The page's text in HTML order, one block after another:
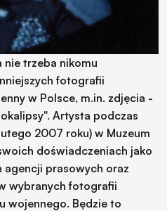
nie trzeba nikomu
fotografii
w Polsce, m.in. zdjęcia -
Artysta podczas
2007 roku) w Muzeum
doświadczeniach jako
prasowych oraz
wybranych fotografii
wojennego. Będzie to